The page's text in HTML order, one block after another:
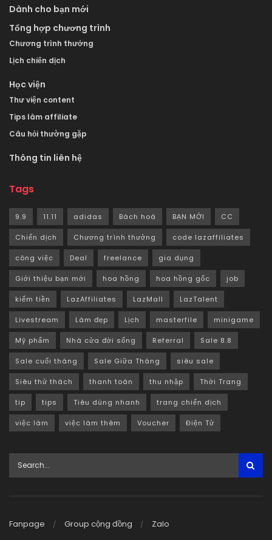
Dành cho bạn mới
Tổng hợp chương trình
Chương trình thưởng
Lịch chiến dịch
Học viện
Thư viện content
Tips làm affiliate
Câu hỏi thường gặp
Thông tin liên hệ
Tags
9.9 11.11 adidas Bách hoá BẠN MỚI CC
Chiến dịch Chương trình thưởng code lazaffiliates
công việc Deal freelance gia dụng
Giới thiệu bạn mới hoa hồng hoa hồng gốc job
kiếm tiền LazAffiliates LazMall LazTalent
Livestream Làm đẹp Lịch masterfile minigame
Mỹ phẩm Nhà cửa đời sống Referral Sale 8.8
Sale cuối tháng Sale Giữa Tháng siêu sale
Siêu thử thách thanh toán thu nhập Thời Trang
tip tips Tiêu dùng nhanh trang chiến dịch
việc làm việc làm thêm Voucher Điện Tử
Fanpage Group cộng đồng Zalo